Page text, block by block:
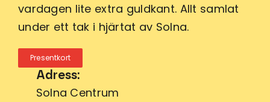
vardagen lite extra guldkant. Allt samlat
under ett tak i hjärtat av Solna.
Presentkort
Adress:
Solna Centrum